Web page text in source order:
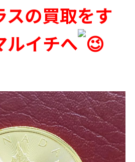
スの買取をす
ルイチへ